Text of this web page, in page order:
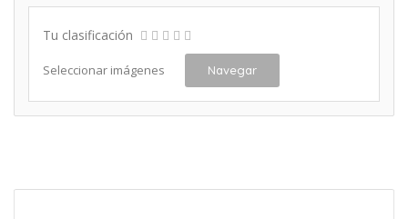
Tu clasificación
Seleccionar imágenes Navegar